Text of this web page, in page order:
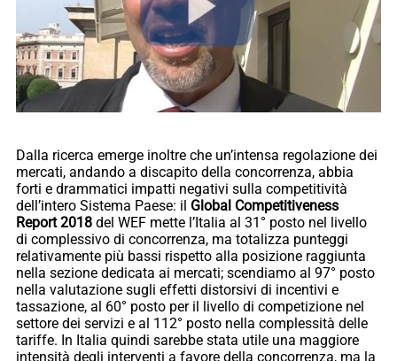
Dalla ricerca emerge inoltre che un’intensa regolazione dei
mercati, andando a discapito della concorrenza, abbia
forti e drammatici impatti negativi sulla competitività
dell’intero Sistema Paese: il Global Competitiveness
Report 2018 del WEF mette l’Italia al 31° posto nel livello
di complessivo di concorrenza, ma totalizza punteggi
relativamente più bassi rispetto alla posizione raggiunta
nella sezione dedicata ai mercati; scendiamo al 97° posto
nella valutazione sugli effetti distorsivi di incentivi e
tassazione, al 60° posto per il livello di competizione nel
settore dei servizi e al 112° posto nella complessità delle
tariffe. In Italia quindi sarebbe stata utile una maggiore
intensità degli interventi a favore della concorrenza, ma la